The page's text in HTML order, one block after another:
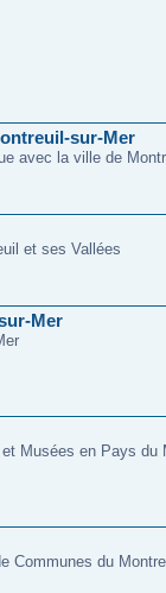
sur-Mer
avec la ville de
et ses Vallées
Mer
et Musées en Pays du
Communes du